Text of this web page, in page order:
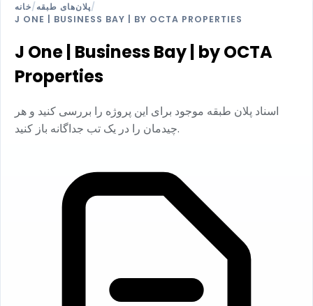
خانه/پلان‌های طبقه/
J ONE | BUSINESS BAY | BY OCTA PROPERTIES
J One | Business Bay | by OCTA
Properties
اسناد پلان طبقه موجود برای این پروژه را بررسی کنید و هر
چیدمان را در یک تب جداگانه باز کنید.